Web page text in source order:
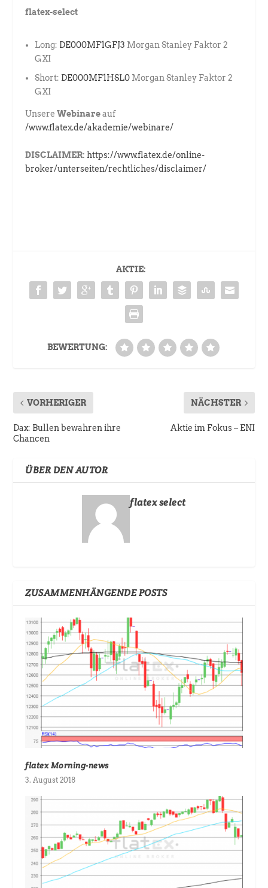
flatex-select
Long: DE000MF1GFJ3 Morgan Stanley Faktor 2
GXI
Short: DE000MF1HSL0 Morgan Stanley Faktor 2
GXI
UnsereWebinareauf
/www.flatex.de/akademie/webinare/
DISCLAIMER: https://www.flatex.de/online-
broker/unterseiten/rechtliches/disclaimer/
AKTIE:
BEWERTUNG:
VORHERIGER
Dax: Bullen bewahren ihre
Chancen
NÄCHSTER
Aktie im Fokus – ENI
ÜBER DEN AUTOR
flatex select
ZUSAMMENHÄNGENDE POSTS
flatex Morning-news
3. August 2018